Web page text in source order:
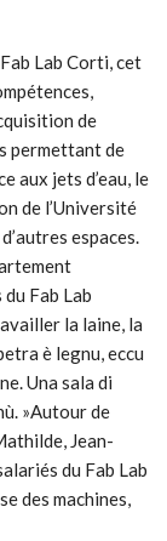
Lab Corti, cet
de
permettant de
aux jets d’eau, le
de l’Université
espaces.
Fab Lab
la laine, la
è legnu, eccu
Una sala di
»Autour de
Jean-
du Fab Lab
des machines,